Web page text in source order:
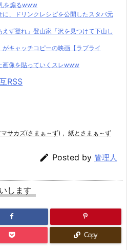
を煽るwww
に、ドリンクレシピを公開したスタバ元
ず登れ」登山家「沢を見つけて下山し
がキャッチコピーの映画【ラブライ
画像を貼っていくスレwww
RSS
マサカズ(さまぁ～ず) , 紙とさまぁ～ず
 Posted by 管理人
します
Copy